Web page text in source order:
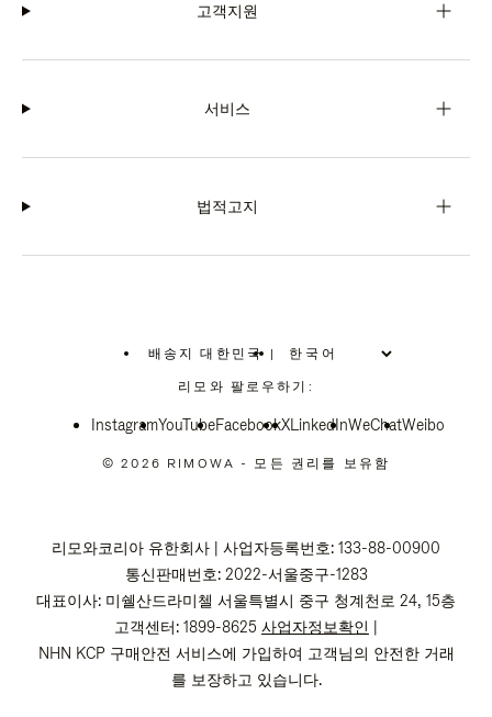
고객지원
서비스
법적고지
배송지 대한민국
위
치
선
십
|
리모와 팔로우하기:
InstagramYouTubeFacebookXLinkedInWeChatWeibo
© 2026 RIMOWA - 모든 권리를 보유함
리모와코리아 유한회사 | 사업자등록번호: 133-88-00900
통신판매번호: 2022-서울중구-1283
대표이사: 미쉘산드라미첼 서울특별시 중구 청계천로 24, 15층
고객센터: 1899-8625 사업자정보확인 |
NHN KCP 구매안전 서비스에 가입하여 고객님의 안전한 거래
를 보장하고 있습니다.